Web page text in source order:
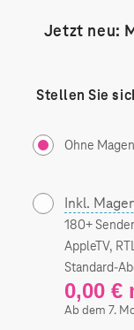
Jetzt neu:
Stellen Sie
Ohne
Inkl.
180+
AppleTV,
Standard-
0,00 €
Ab dem 7.